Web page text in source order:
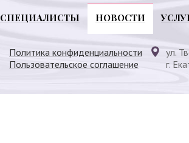
СПЕЦИАЛИСТЫ НОВОСТИ
Политика конфиденциальности
Пользовательское соглашение
ул.
г.